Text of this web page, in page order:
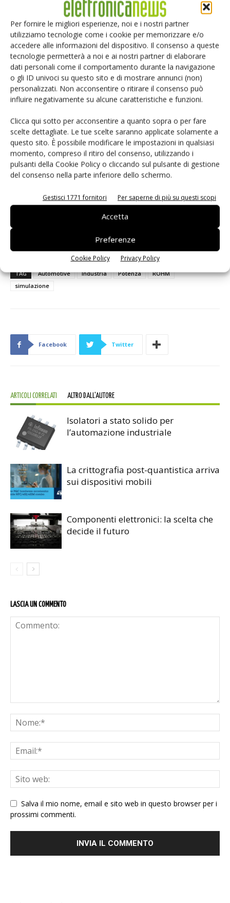
Per fornire le migliori esperienze, noi e i nostri partner
utilizziamo tecnologie come i cookie per memorizzare e/o
accedere alle informazioni del dispositivo. Il consenso a queste
tecnologie permetterà a noi e ai nostri partner di elaborare
dati personali come il comportamento durante la navigazione
o gli ID univoci su questo sito e di mostrare annunci (non)
personalizzati. Non acconsentire o ritirare il consenso può
influire negativamente su alcune caratteristiche e funzioni.
Clicca qui sotto per acconsentire a quanto sopra o per fare
scelte dettagliate. Le tue scelte saranno applicate solamente a
questo sito. È possibile modificare le impostazioni in qualsiasi
momento, compreso il ritiro del consenso, utilizzando i
pulsanti della Cookie Policy o cliccando sul pulsante di gestione
del consenso nella parte inferiore dello schermo.
Gestisci 1771 fornitori Per saperne di più su questi scopi
Accetta
Preferenze
Cookie Policy Privacy Policy
In futuro, ROHM continuerà a implementare le funzioni di
analisi termica nei circuiti di soluzioni compatibili con ROHM
Solution Simulator, concentrandosi sui più recenti dispositivi
SiC, per ridurre ulteriormente il numero di risorse
necessarie per lo sviluppo delle applicazioni e prevenire i
problemi.
Elenco dei circuiti di soluzioni supportate al
momento:
TAG Automotive Industria Potenza
ROHM
simulazione
Facebook Twitter
ARTICOLI CORRELATI ALTRO DALL'AUTORE
Isolatori a stato solido per
l’automazione industriale
La crittografia post-quantistica arriva
sui dispositivi mobili
Componenti elettronici: la scelta che
decide il futuro
LASCIA UN COMMENTO
Salva il mio nome, email e sito web in questo browser per i
prossimi commenti.